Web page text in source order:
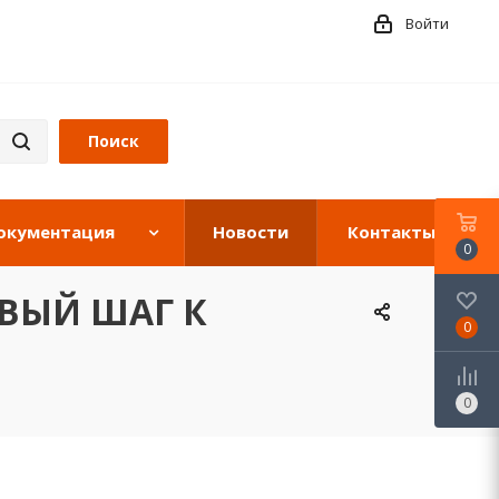
Войти
Новости Контакты
ШАГ К
0
0
0